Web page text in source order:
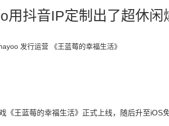
用抖音IP定制出了超休闲
发行运营 《王蓝莓的幸福生活》
《王蓝莓的幸福生活》正式上线，随后升至iOS